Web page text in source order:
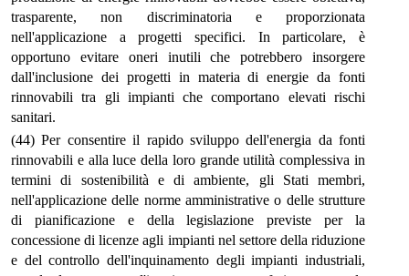
trasparente, non discriminatoria e proporzionata
nell'applicazione a progetti specifici. In particolare, è
opportuno evitare oneri inutili che potrebbero insorgere
dall'inclusione dei progetti in materia di energie da fonti
rinnovabili tra gli impianti che comportano elevati rischi
sanitari.
(44) Per consentire il rapido sviluppo dell'energia da fonti
rinnovabili e alla luce della loro grande utilità complessiva in
termini di sostenibilità e di ambiente, gli Stati membri,
nell'applicazione delle norme amministrative o delle strutture
di pianificazione e della legislazione previste per la
concessione di licenze agli impianti nel settore della riduzione
e del controllo dell'inquinamento degli impianti industriali,